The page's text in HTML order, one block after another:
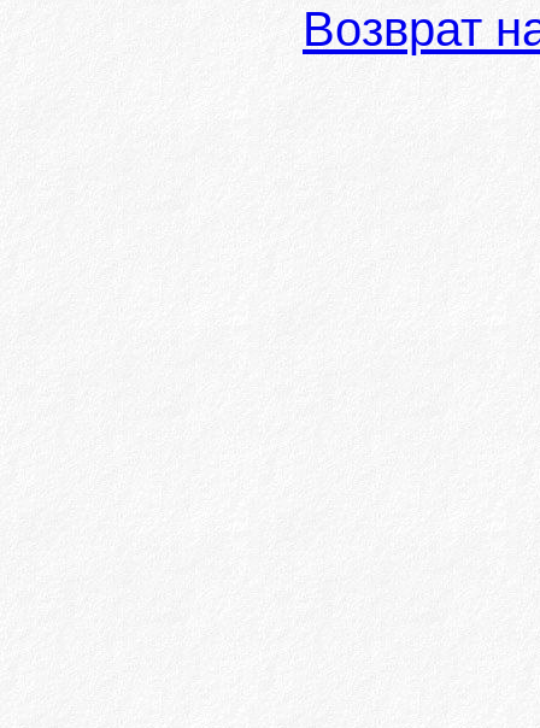
Возврат